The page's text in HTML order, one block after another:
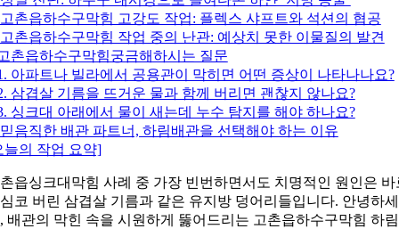
촌읍하수구막힘 고강도 작업: 플렉스 샤프트와 석션의 협공
촌읍하수구막힘 작업 중의 난관: 예상치 못한 이물질의 발견
촌읍하수구막힘궁금해하시는 질문
아파트나 빌라에서 공용관이 막히면 어떤 증상이 나타나나요?
삼겹살 기름을 뜨거운 물과 함께 버리면 괜찮지 않나요?
싱크대 아래에서 물이 새는데 누수 탐지를 해야 하나요?
음직한 배관 파트너, 하림배관을 선택해야 하는 이유
늘의 작업 요약]
읍싱크대막힘 사례 중 가장 빈번하면서도 치명적인 원인은 바
코 버린 삼겹살 기름과 같은 유지방 덩어리들입니다. 안녕하세
배관의 막힌 속을 시원하게 뚫어드리는 고촌읍하수구막힘 하